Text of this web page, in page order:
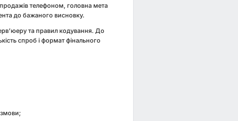
продажів телефоном, головна мета
до бажаного висновку.
та правил кодування. До
спроб і формат фінального